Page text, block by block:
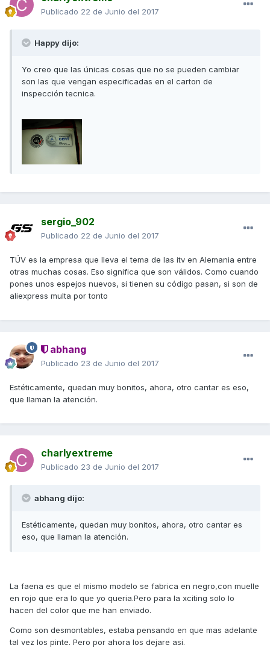
Publicado 22 de Junio del 2017
Happy dijo:
Yo creo que las únicas cosas que no se pueden cambiar
son las que vengan especificadas en el carton de
inspección tecnica.
sergio_902
Publicado 22 de Junio del 2017
TÜV es la empresa que lleva el tema de las itv en Alemania entre
otras muchas cosas. Eso significa que son válidos. Como cuando
pones unos espejos nuevos, si tienen su código pasan, si son de
aliexpress multa por tonto
abhang
Publicado 23 de Junio del 2017
Estéticamente, quedan muy bonitos, ahora, otro cantar es eso,
que llaman la atención.
charlyextreme
Publicado 23 de Junio del 2017
abhang dijo:
Estéticamente, quedan muy bonitos, ahora, otro cantar es
eso, que llaman la atención.
La faena es que el mismo modelo se fabrica en negro,con muelle
en rojo que era lo que yo queria.Pero para la xciting solo lo
hacen del color que me han enviado.
Como son desmontables, estaba pensando en que mas adelante
tal vez los pinte. Pero por ahora los dejare asi.